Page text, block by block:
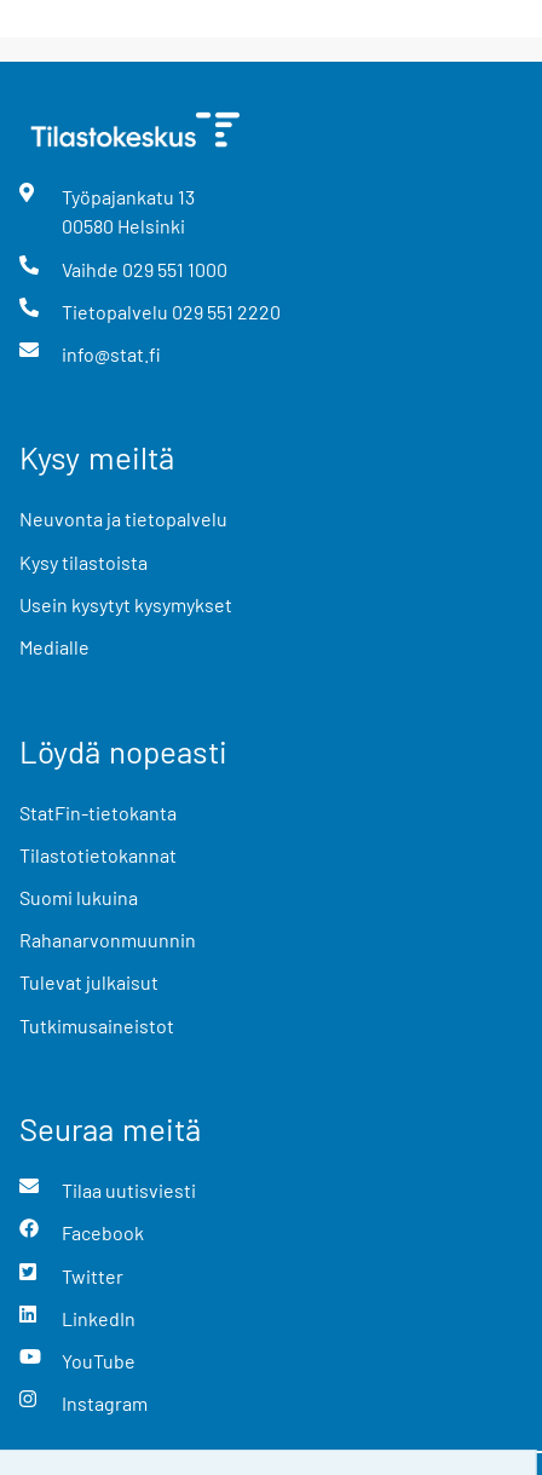
Työpajankatu 13
00580 Helsinki
Vaihde 029 551 1000
Tietopalvelu 029 551 2220
info@stat.fi
Kysy meiltä
Neuvonta ja tietopalvelu
Kysy tilastoista
Usein kysytyt kysymykset
Medialle
Löydä nopeasti
StatFin-tietokanta
Tilastotietokannat
Suomi lukuina
Rahanarvonmuunnin
Tulevat julkaisut
Tutkimusaineistot
Seuraa meitä
Tilaa uutisviesti
Facebook
Twitter
LinkedIn
YouTube
Instagram